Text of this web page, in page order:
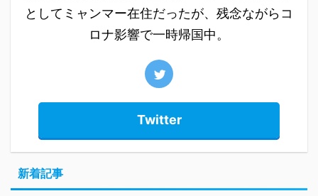
としてミャンマー在住だったが、残念ながらコ
ロナ影響で一時帰国中。
Twitter
新着記事